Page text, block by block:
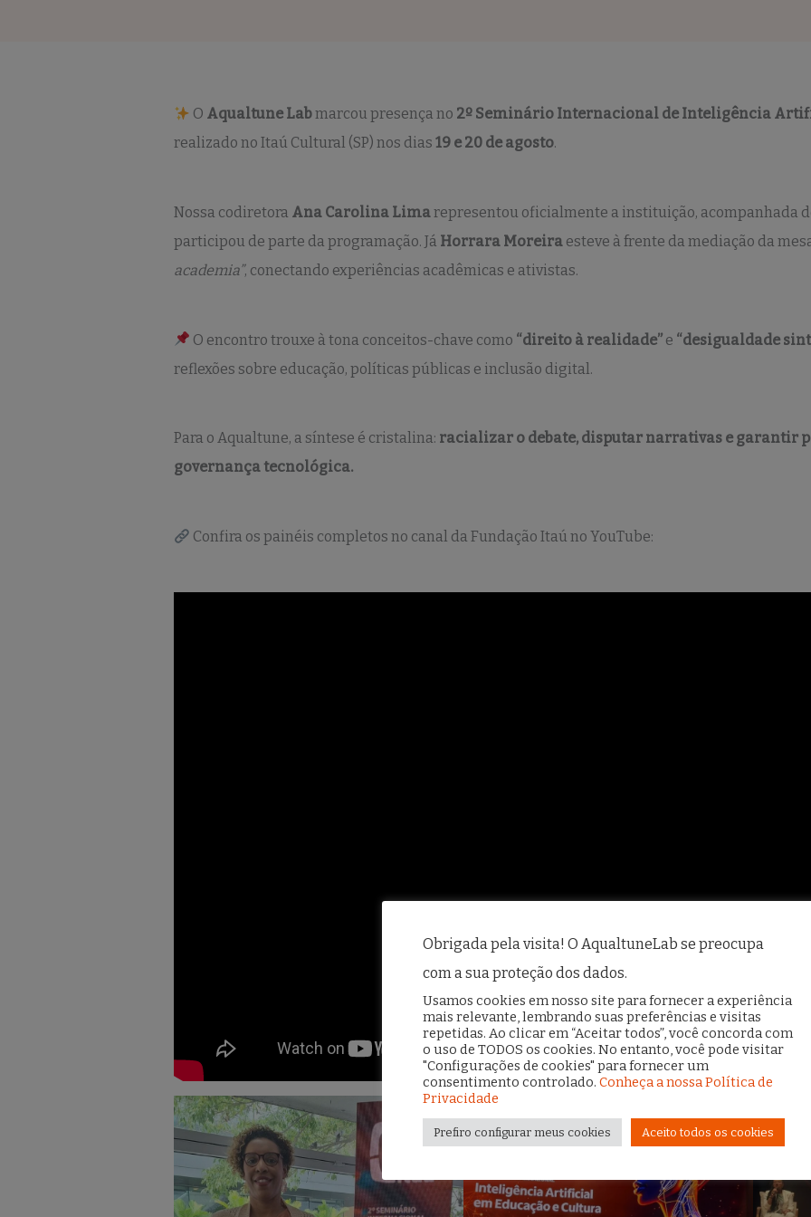
O Aqualtune Labmarcou presença no 2º Seminário Internacional de Inteligência
realizado no Itaú Cultural (SP) nos dias 19 e 20 de agosto.
Nossa codiretora Ana Carolina Limarepresentou oficialmente a instituição, acompanhada
participou de parte da programação. Já Horrara Moreira esteve à frente da mediação da
academia”, conectando experiências acadêmicas e ativistas.
O encontro trouxe à tona conceitos-chave como “direito à realidade” e “desigualdade
reflexões sobre educação, políticas públicas e inclusão digital.
Para o Aqualtune, a síntese é cristalina: racializar o debate, disputar narrativas e garantir
governança tecnológica.
Confira os painéis completos no canal da Fundação Itaú no YouTube:
Obrigada pela visita! O AqualtuneLab se preocupa
com a sua proteção dos dados.
Usamos cookies em nosso site para fornecer a experiência
mais relevante, lembrando suas preferências e visitas
repetidas. Ao clicar em “Aceitar todos”, você concorda com
o uso de TODOS os cookies. No entanto, você pode visitar
"Configurações de cookies" para fornecer um
consentimento controlado. Conheça a nossa Política de
Privacidade
Prefiro configurar meus cookies Aceito todos os cookies